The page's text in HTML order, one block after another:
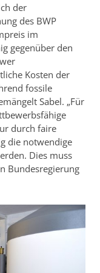
der
des BWP
im
gegenüber den
Kosten der
fossile
Sabel. „Für
durch faire
die notwendige
Dies muss
Bundesregierung